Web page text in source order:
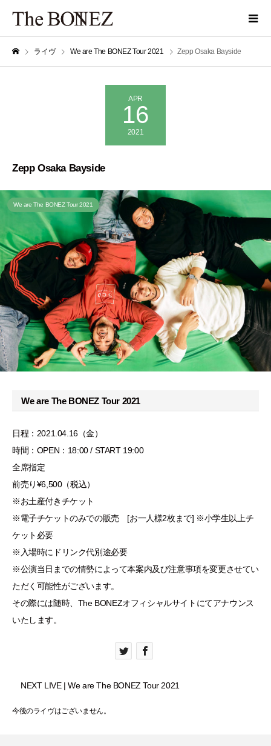
ライヴ We are The BONEZ Tour 2021 Zepp Osaka Bayside
APR
16
2021
Zepp Osaka Bayside
We are The BONEZ Tour 2021
We are The BONEZ Tour 2021
日程：2021.04.16（金）
時間：OPEN：18:00 / START 19:00
全席指定
前売り¥6,500（税込）
※お土産付きチケット
※電子チケットのみでの販売 [お一人様2枚まで] ※小学生以上チ
ケット必要
※入場時にドリンク代別途必要
※公演当日までの情勢によって本案内及び注意事項を変更させてい
ただく可能性がございます。
その際には随時、The BONEZオフィシャルサイトにてアナウンス
いたします。
NEXT LIVE | We are The BONEZ Tour 2021
今後のライヴはございません。